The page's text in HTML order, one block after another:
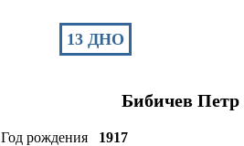
13 ДНО
Бибичев Петр
Год рождения 1917